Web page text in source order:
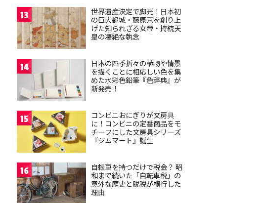
13
世界遺産決定で脚光！日本初
の巨大都城・藤原京を創り上
げた知られざる女帝・持統天
皇の凄絶な執念
14
日本の四季折々の植物や情景
を描くことに相応しい色を集
めた水彩色鉛筆『色辞典』が
新発売！
15
コンビニおにぎりが文房具
に！コンビニの定番商品をモ
チーフにした文房具シリーズ
『ジムマート』誕生
16
自転車を持つだけで税金？ 昭
和まで続いた「自転車税」の
意外な歴史と脱税が横行した
理由